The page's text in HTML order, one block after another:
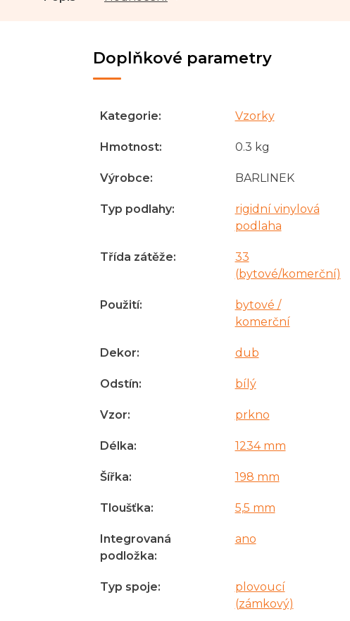
Doplňkové parametry
Kategorie: Vzorky
Hmotnost: 0.3 kg
Výrobce: BARLINEK
Typ podlahy:
rigidní vinylová
podlaha
Třída zátěže:
33
(bytové/komerční)
Použití:
bytové /
komerční
Dekor: dub
Odstín: bílý
Vzor: prkno
Délka: 1234 mm
Šířka: 198 mm
Tloušťka: 5,5 mm
Integrovaná
podložka:
ano
Typ spoje:
plovoucí
(zámkový)